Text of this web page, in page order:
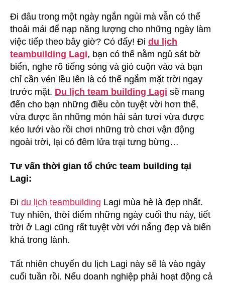
Đi đâu trong một ngày ngắn ngủi mà vẫn có thể
thoải mái để nạp năng lượng cho những ngày làm
việc tiếp theo bây giờ? Có đấy! Đi du lịch
teambuilding Lagi, bạn có thể nằm ngủ sát bờ
biển, nghe rõ tiếng sóng và gió cuộn vào và bạn
chỉ cần vén lều lên là có thể ngắm mặt trời ngay
trước mặt. Du lịch team building Lagi sẽ mang
đến cho bạn những điều còn tuyệt vời hơn thế,
vừa được ăn những món hải sản tươi vừa được
kéo lưới vào rồi chơi những trò chơi vận động
ngoài trời, lại có đêm lửa trại tưng bừng…
Tư vấn thời gian tổ chức team building tại
Lagi:
Đi du lịch teambuilding Lagi mùa hè là đẹp nhất.
Tuy nhiên, thời điểm những ngày cuối thu này, tiết
trời ở Lagi cũng rất tuyệt vời với nắng đẹp và biển
khá trong lành.
Tất nhiên chuyến du lịch Lagi này sẽ là vào ngày
cuối tuần rồi. Nếu doanh nghiệp phải hoạt động cả